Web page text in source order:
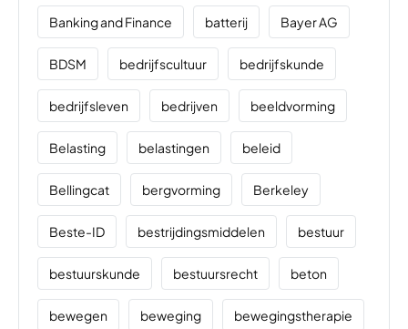
Banking and Finance batterij Bayer AG
BDSM bedrijfscultuur bedrijfskunde
bedrijfsleven bedrijven beeldvorming
Belasting belastingen beleid
Bellingcat bergvorming Berkeley
Beste-ID bestrijdingsmiddelen bestuur
bestuurskunde bestuursrecht beton
bewegen beweging bewegingstherapie